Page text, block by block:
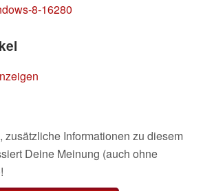
8-16280
zusätzliche Informationen zu diesem
Deine Meinung (auch ohne